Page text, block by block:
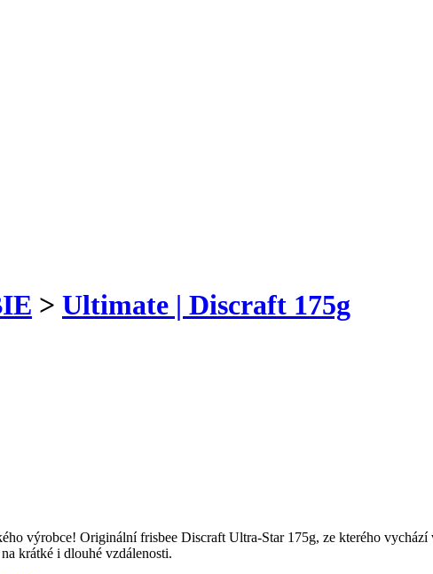
> Ultimate | Discraft 175g
výrobce! Originální frisbee Discraft Ultra-Star 175g, ze kterého
krátké i dlouhé vzdálenosti.